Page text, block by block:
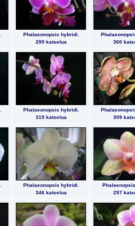
Phalaeonopsis hybridi.
299 katselua
360
Phalaeonopsis hybridi.
319 katselua
309
Phalaeonopsis hybridi.
346 katselua
297